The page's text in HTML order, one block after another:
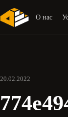
О нас
20.02.2022